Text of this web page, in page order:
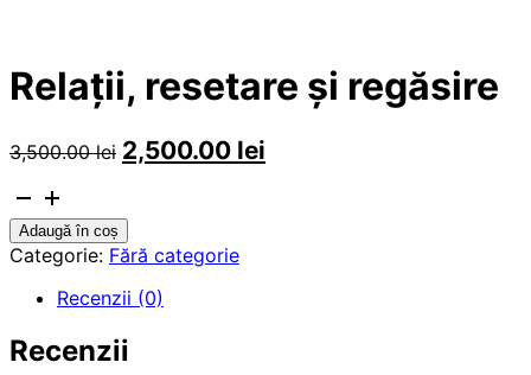
Relaţii, resetare şi regăsire
3,500.00lei Prețul
inițial
fost:
3,500.00 lei.
2,500.00 lei
curent
Cantitate
Relaţii,
resetare
regăsire
Adaugă în coș
Categorie: Fără categorie
Recenzii (0)
Recenzii